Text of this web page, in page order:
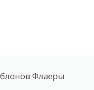
Флаеры